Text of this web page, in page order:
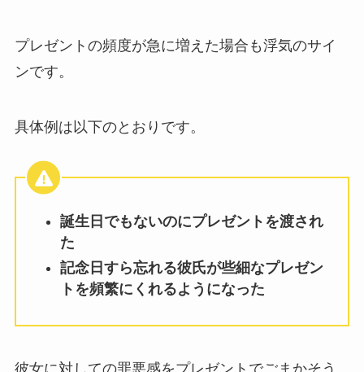
プレゼントの頻度が急に増えた場合も浮気のサイ
ンです。
具体例は以下のとおりです。
誕生日でもないのにプレゼントを渡され
た
記念日すら忘れる彼氏が些細なプレゼン
トを頻繁にくれるようになった